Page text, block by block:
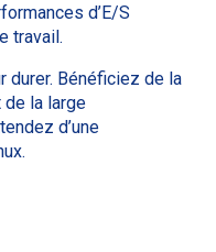
d’E/S
travail.
durer. Bénéficiez de la
la large
d’une